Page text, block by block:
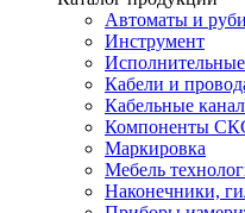
Автоматы и
Инструмент
Исполнительные
Кабели и
Кабельные
Компоненты
Маркировка
Мебель
Наконечники,